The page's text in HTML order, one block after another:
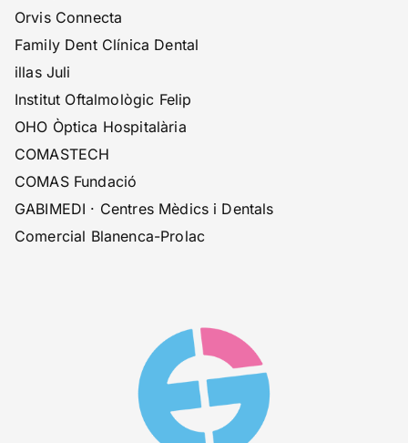
Orvis Connecta
Family Dent Clínica Dental
illas Juli
Institut Oftalmològic Felip
OHO Òptica Hospitalària
COMASTECH
COMAS Fundació
GABIMEDI · Centres Mèdics i Dentals
Comercial Blanenca-Prolac